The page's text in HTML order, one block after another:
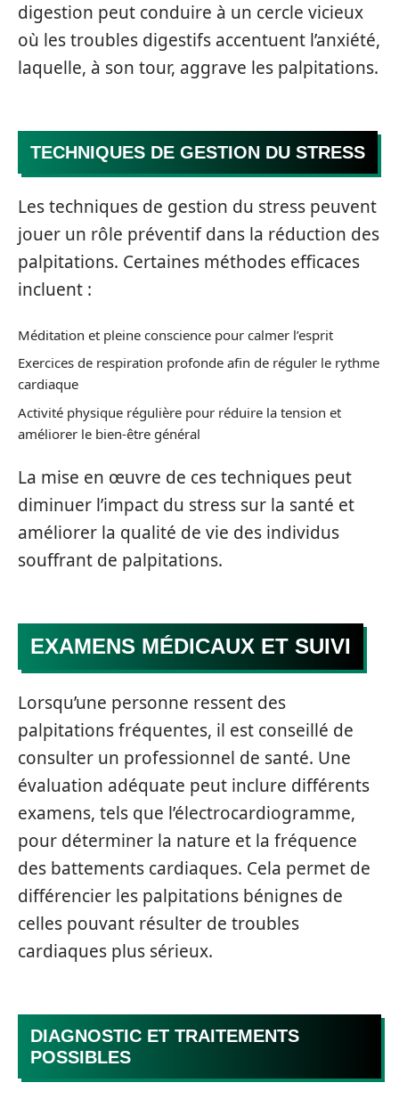
digestion peut conduire à un cercle vicieux
où les troubles digestifs accentuent l’anxiété,
laquelle, à son tour, aggrave les palpitations.
TECHNIQUES DE GESTION DU STRESS
Les techniques de gestion du stress peuvent
jouer un rôle préventif dans la réduction des
palpitations. Certaines méthodes efficaces
incluent :
Méditation et pleine conscience pour calmer l’esprit
Exercices de respiration profonde afin de réguler le rythme
cardiaque
Activité physique régulière pour réduire la tension et
améliorer le bien-être général
La mise en œuvre de ces techniques peut
diminuer l’impact du stress sur la santé et
améliorer la qualité de vie des individus
souffrant de palpitations.
EXAMENS MÉDICAUX ET SUIVI
Lorsqu’une personne ressent des
palpitations fréquentes, il est conseillé de
consulter un professionnel de santé. Une
évaluation adéquate peut inclure différents
examens, tels que l’électrocardiogramme,
pour déterminer la nature et la fréquence
des battements cardiaques. Cela permet de
différencier les palpitations bénignes de
celles pouvant résulter de troubles
cardiaques plus sérieux.
DIAGNOSTIC ET TRAITEMENTS
POSSIBLES